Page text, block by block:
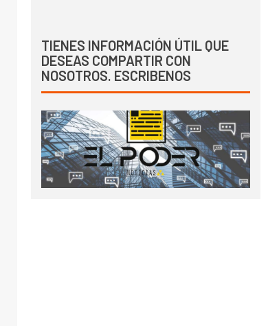
TIENES INFORMACIÓN ÚTIL QUE
DESEAS COMPARTIR CON
NOSOTROS. ESCRIBENOS